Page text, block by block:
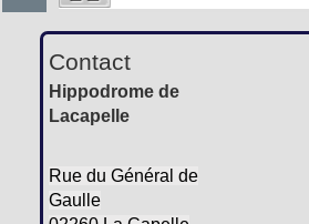
Contact
Hippodrome de
Lacapelle
Rue du Général de
Gaulle